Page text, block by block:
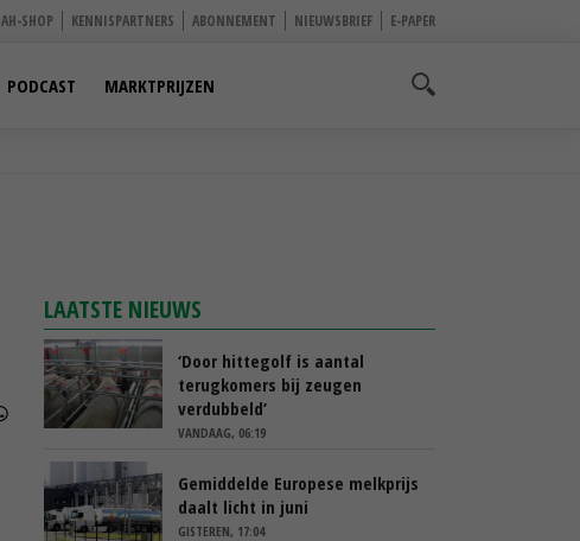
SHOP KENNISPARTNERS ABONNEMENT NIEUWSBRIEF E-PAPER
PODCAST MARKTPRIJZEN
LAATSTE NIEUWS
‘Door hittegolf is aantal
terugkomers bij zeugen
verdubbeld’
VANDAAG, 06:19
Gemiddelde Europese melkprijs
daalt licht in juni
GISTEREN, 17:04